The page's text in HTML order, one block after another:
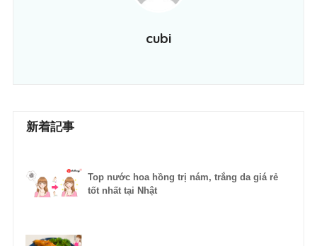
cubi
新着記事
Top nước hoa hồng trị nám, trắng da giá rẻ
tốt nhất tại Nhật